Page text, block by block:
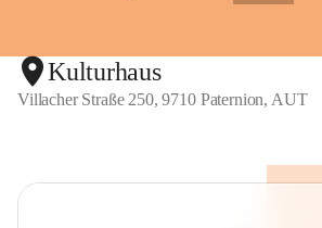
Kulturhaus
Villacher Straße 250, 9710 Paternion, AUT